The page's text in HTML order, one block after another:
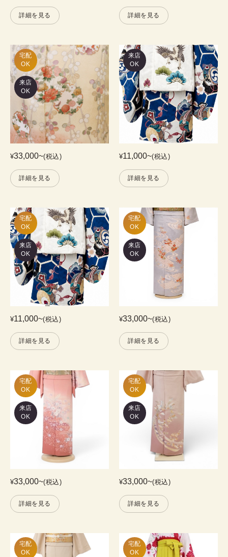
詳細を見る 詳細を見る
宅配
OK
来店
OK
¥33,000~(税込)
詳細を見る
来店
OK
¥11,000~(税込)
詳細を見る
宅配
OK
来店
OK
¥11,000~(税込)
詳細を見る
宅配
OK
来店
OK
¥33,000~(税込)
詳細を見る
宅配
OK
来店
OK
¥33,000~(税込)
詳細を見る
宅配
OK
来店
OK
¥33,000~(税込)
詳細を見る
宅配
OK
宅配
OK